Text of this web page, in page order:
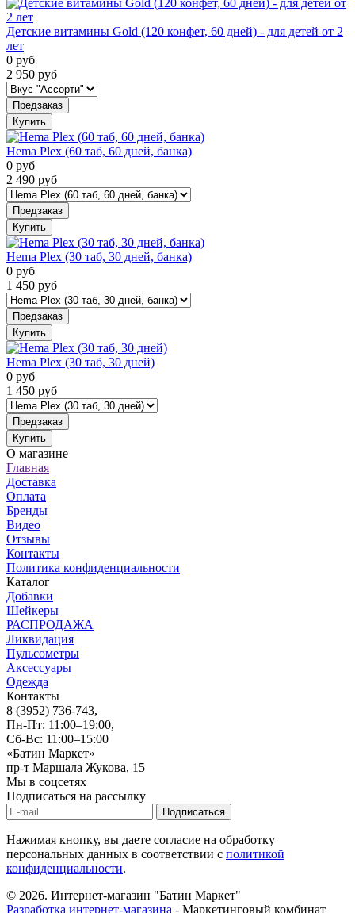
Детские витамины Gold (120 конфет, 60 дней) - для детей от 2
лет
0 руб
2 950 руб
Предзаказ
Купить
Hema Plex (60 таб, 60 дней, банка)
0 руб
2 490 руб
Предзаказ
Купить
Hema Plex (30 таб, 30 дней, банка)
0 руб
1 450 руб
Предзаказ
Купить
Hema Plex (30 таб, 30 дней)
0 руб
1 450 руб
Предзаказ
Купить
О магазине
Главная
Доставка
Оплата
Бренды
Видео
Отзывы
Контакты
Политика конфиденциальности
Каталог
Добавки
Шейкеры
РАСПРОДАЖА
Ликвидация
Пульсометры
Аксессуары
Одежда
Контакты
8 (3952) 736-743,
Пн-Пт: 11:00–19:00,
Сб-Вс: 11:00–15:00
«Батин Маркет»
пр-т Маршала Жукова, 15
Мы в соцсетях
Подписаться на рассылку
Нажимая кнопку, вы даете согласие на обработку
персональных данных в соответствии с политикой
конфиденциальности.
© 2026. Интернет-магазин "Батин Маркет"
Разработка интернет-магазина - Маркетинговый комбинат